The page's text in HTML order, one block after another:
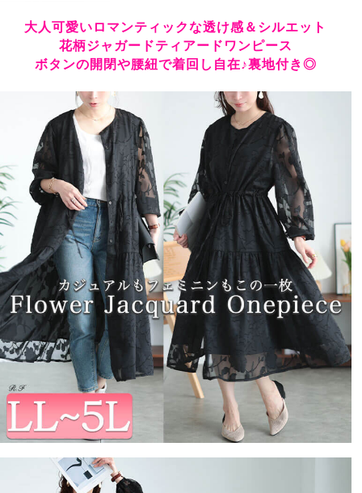
大人可愛いロマンティックな透け感＆シルエット
花柄ジャガードティアードワンピース
ボタンの開閉や腰紐で着回し自在♪裏地付き◎